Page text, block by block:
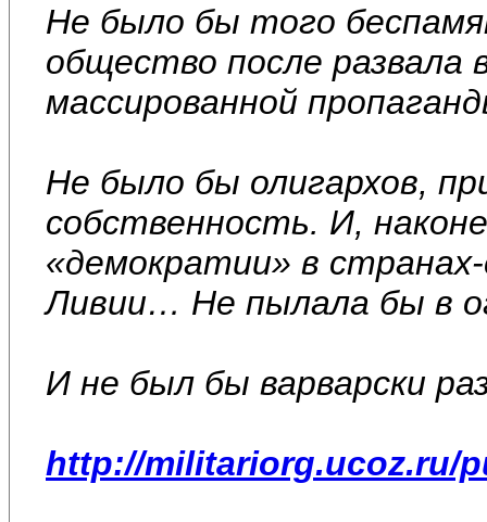
Не было бы того
общество после развала
массированной
Не было бы олигархов,
собственность. И,
«демократии» в
Ливии… Не пылала бы в
И не был бы варварски
http://militariorg.ucoz.ru/